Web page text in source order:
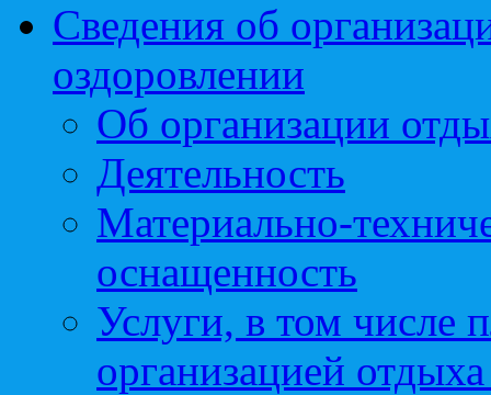
Сведения об
оздоровлении
Об организации
Деятельность
Материально-
оснащенность
Услуги, в том числе
организацией